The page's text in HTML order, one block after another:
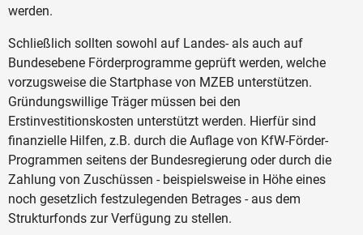
werden.
Schließlich sollten sowohl auf Landes- als auch auf
Bundesebene Förderprogramme geprüft werden, welche
vorzugsweise die Startphase von MZEB unterstützen.
Gründungswillige Träger müssen bei den
Erstinvestitionskosten unterstützt werden. Hierfür sind
finanzielle Hilfen, z.B. durch die Auflage von KfW-Förder-
Programmen seitens der Bundesregierung oder durch die
Zahlung von Zuschüssen - beispielsweise in Höhe eines
noch gesetzlich festzulegenden Betrages - aus dem
Strukturfonds zur Verfügung zu stellen.